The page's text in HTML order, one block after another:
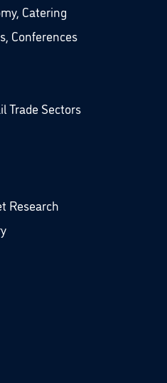
Catering
Conferences
Trade Sectors
Research